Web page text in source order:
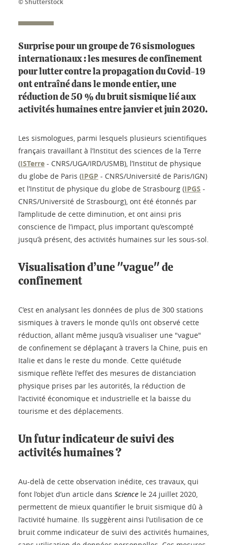
© Shutterstock
Surprise pour un groupe de 76 sismologues
internationaux : les mesures de confinement
pour lutter contre la propagation du Covid-19
ont entraîné dans le monde entier, une
réduction de 50 % du bruit sismique lié aux
activités humaines entre janvier et juin 2020.
Les sismologues, parmi lesquels plusieurs scientifiques
français travaillant à l’Institut des sciences de la Terre
(ISTerre - CNRS/UGA/IRD/USMB), l’Institut de physique
du globe de Paris (IPGP - CNRS/Université de Paris/IGN)
et l’Institut de physique du globe de Strasbourg (IPGS -
CNRS/Université de Strasbourg), ont été étonnés par
l’amplitude de cette diminution, et ont ainsi pris
conscience de l’impact, plus important qu’escompté
jusqu’à présent, des activités humaines sur les sous-sol.
Visualisation d’une "vague" de
confinement
C’est en analysant les données de plus de 300 stations
sismiques à travers le monde qu’ils ont observé cette
réduction, allant même jusqu’à visualiser une "vague"
de confinement se déplaçant à travers la Chine, puis en
Italie et dans le reste du monde. Cette quiétude
sismique reflète l'effet des mesures de distanciation
physique prises par les autorités, la réduction de
l'activité économique et industrielle et la baisse du
tourisme et des déplacements.
Un futur indicateur de suivi des
activités humaines ?
Au-delà de cette observation inédite, ces travaux, qui
font l’objet d’un article dans Science le 24 juillet 2020,
permettent de mieux quantifier le bruit sismique dû à
l’activité humaine. Ils suggèrent ainsi l’utilisation de ce
bruit comme indicateur de suivi des activités humaines,